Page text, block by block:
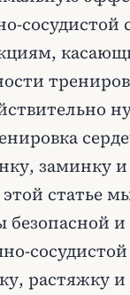
заминку
статье
растяжку